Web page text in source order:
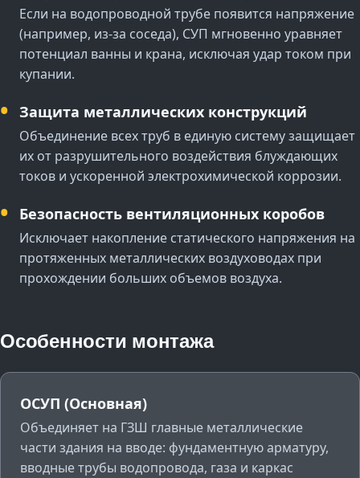
Если на водопроводной трубе появится напряжение
(например, из-за соседа), СУП мгновенно уравняет
потенциал ванны и крана, исключая удар током при
купании.
Защита металлических конструкций
Объединение всех труб в единую систему защищает
их от разрушительного воздействия блуждающих
токов и ускоренной электрохимической коррозии.
Безопасность вентиляционных коробов
Исключает накопление статического напряжения на
протяженных металлических воздуховодах при
прохождении больших объемов воздуха.
Особенности монтажа
ОСУП (Основная)
Объединяет на ГЗШ главные металлические
части здания на вводе: фундаментную арматуру,
вводные трубы водопровода, газа и каркас